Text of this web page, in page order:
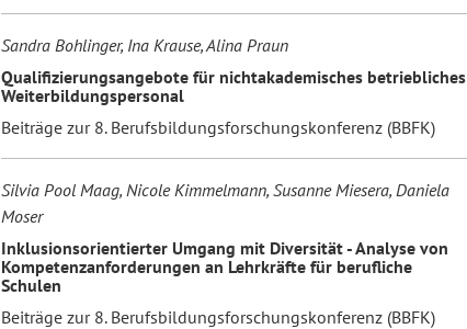
Sandra Bohlinger, Ina Krause, Alina Praun
Qualifizierungsangebote für nichtakademisches betriebliches
Weiterbildungspersonal
Beiträge zur 8. Berufsbildungsforschungskonferenz (BBFK)
Silvia Pool Maag, Nicole Kimmelmann, Susanne Miesera, Daniela
Moser
Inklusionsorientierter Umgang mit Diversität - Analyse von
Kompetenzanforderungen an Lehrkräfte für berufliche
Schulen
Beiträge zur 8. Berufsbildungsforschungskonferenz (BBFK)